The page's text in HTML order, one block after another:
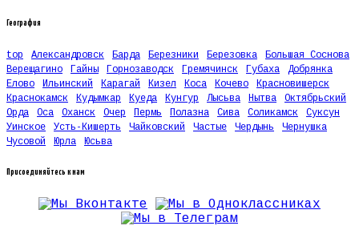
География
top Александровск Барда Березники Березовка
Большая Соснова
Верещагино
Гайны Горнозаводск Гремячинск Губаха
Добрянка
Елово
Ильинский Карагай Кизел Коса Кочево
Красновишерск
Краснокамск
Кудымкар Куеда Кунгур Лысьва Нытва
Октябрьский
Орда
Оса Оханск Очер Пермь Полазна Сива Соликамск
Суксун
Уинское
Усть-Кишерть Чайковский Частые Чердынь
Чернушка
Чусовой
Юрла Юсьва
Присоединяйтесь к нам